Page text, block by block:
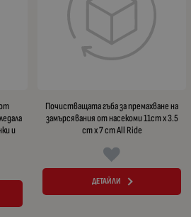
и
Почистващата гъба за премахване на
замърсявания от насекоми 11cm x 3.5
cm x 7 cm All Ride
ДЕТАЙЛИ